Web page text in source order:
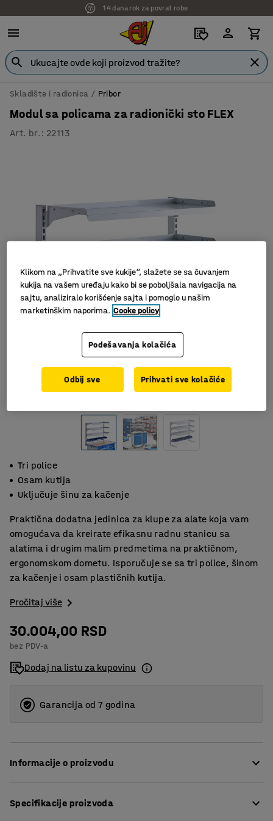
14 dana rok za povrat robe
Skladište i radionica Pribor
Modul sa policama za radionički sto FLEX
Art. br. : 22113
Slični proizvodi
Tri police
Osam kutija
Uključuje šinu za kačenje
Praktična dodatna jedinica za klupe za alate koja vam
omogućava da kreirate efikasnu radnu stanicu sa
alatima i drugim malim predmetima na praktičnom,
ergonomskom dometu. Isporučuje se sa tri police, šinom
za kačenje i osam plastičnih kutija.
Pročitaj više
30.004,00 RSD
bez PDV-a
Dodaj na listu za kupovinu
Garancija od 7 godina
Informacije o proizvodu
alat da biste dobili dodatni prostor za skladištenje, na
Specifikacije proizvoda
Klikom na „Prihvatite sve kukije“, slažete se sa čuvanjem
kukija na vašem uređaju kako bi se poboljšala navigacija na
sajtu, analiziralo korišćenje sajta i pomoglo u našim
marketinškim naporima. Cooke policy
Podešavanja kolačića
Odbij sve Prihvati sve kolačiće